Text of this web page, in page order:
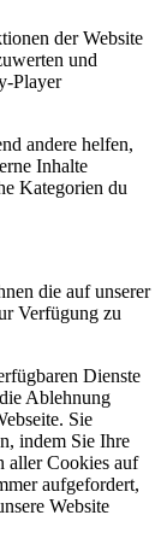
der Website
und
Player
andere helfen,
Inhalte
Kategorien du
die auf unserer
Verfügung zu
Dienste
Ablehnung
Sie
indem Sie Ihre
aller Cookies auf
aufgefordert,
Website